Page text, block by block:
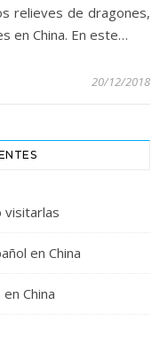
relieves de dragones,
en China. En este…
20/12/2018
visitarlas
en China
China